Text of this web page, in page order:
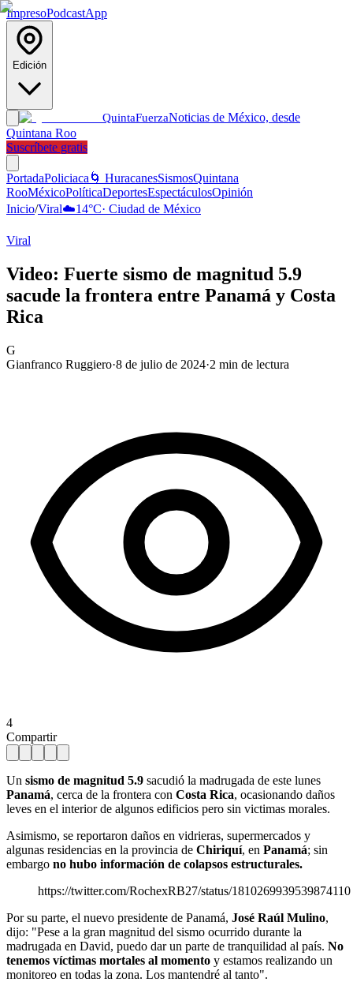
ImpresoPodcastApp
Edición
QuintaFuerzaNoticias de México, desde
Quintana Roo
Suscríbete gratis
PortadaPoliciaca 🌀 HuracanesSismosQuintana
RooMéxicoPolíticaDeportesEspectáculosOpinión
Inicio/Viral☁️14°C· Ciudad de México
Viral
Video: Fuerte sismo de magnitud 5.9
sacude la frontera entre Panamá y Costa
Rica
G
Gianfranco Ruggiero·8 de julio de 2024·2 min de lectura
4
Compartir
Un sismo de magnitud 5.9 sacudió la madrugada de este lunes
Panamá, cerca de la frontera con Costa Rica, ocasionando daños
leves en el interior de algunos edificios pero sin victimas morales.
Asimismo, se reportaron daños en vidrieras, supermercados y
algunas residencias en la provincia de Chiriquí, en Panamá; sin
embargo no hubo información de colapsos estructurales.
https://twitter.com/RochexRB27/status/1810269939539874110
Por su parte, el nuevo presidente de Panamá, José Raúl Mulino,
dijo: "Pese a la gran magnitud del sismo ocurrido durante la
madrugada en David, puedo dar un parte de tranquilidad al país. No
tenemos víctimas mortales al momento y estamos realizando un
monitoreo en todas la zona. Los mantendré al tanto".